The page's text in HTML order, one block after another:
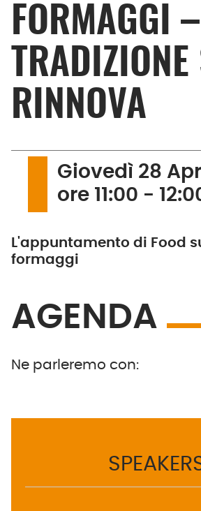
FORMAGGI
TRADIZIONE
RINNOVA
Giovedì 28
ore 11:00 -
L'appuntamento di Food
formaggi
AGENDA
Ne parleremo con: